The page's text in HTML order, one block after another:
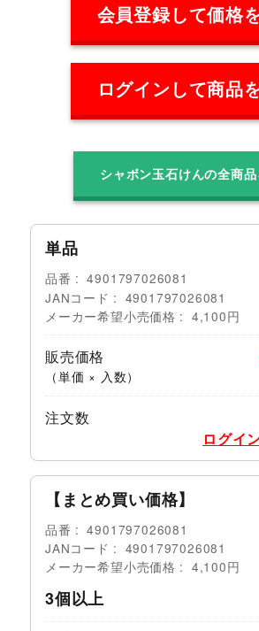
会員登録して価格
ログインして商品
シャボン玉石けんの全商
単品
品番
4901797026081
JANコード
4901797026081
メーカー希望小売価格
4,100円
販売価格
（単価 × 入数）
注文数
ログイ
【まとめ買い価格】
品番
4901797026081
JANコード
4901797026081
メーカー希望小売価格
4,100円
3個以上